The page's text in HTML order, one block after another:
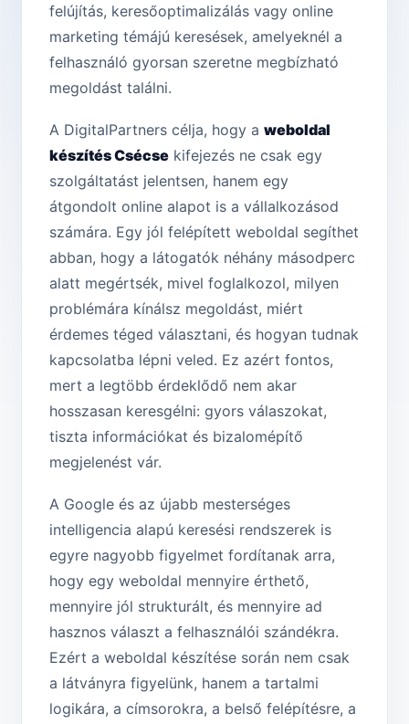
felújítás, keresőoptimalizálás vagy online
marketing témájú keresések, amelyeknél a
felhasználó gyorsan szeretne megbízható
megoldást találni.
A DigitalPartners célja, hogy a weboldal
készítés Csécse kifejezés ne csak egy
szolgáltatást jelentsen, hanem egy
átgondolt online alapot is a vállalkozásod
számára. Egy jól felépített weboldal segíthet
abban, hogy a látogatók néhány másodperc
alatt megértsék, mivel foglalkozol, milyen
problémára kínálsz megoldást, miért
érdemes téged választani, és hogyan tudnak
kapcsolatba lépni veled. Ez azért fontos,
mert a legtöbb érdeklődő nem akar
hosszasan keresgélni: gyors válaszokat,
tiszta információkat és bizalomépítő
megjelenést vár.
A Google és az újabb mesterséges
intelligencia alapú keresési rendszerek is
egyre nagyobb figyelmet fordítanak arra,
hogy egy weboldal mennyire érthető,
mennyire jól strukturált, és mennyire ad
hasznos választ a felhasználói szándékra.
Ezért a weboldal készítése során nem csak
a látványra figyelünk, hanem a tartalmi
logikára, a címsorokra, a belső felépítésre, a